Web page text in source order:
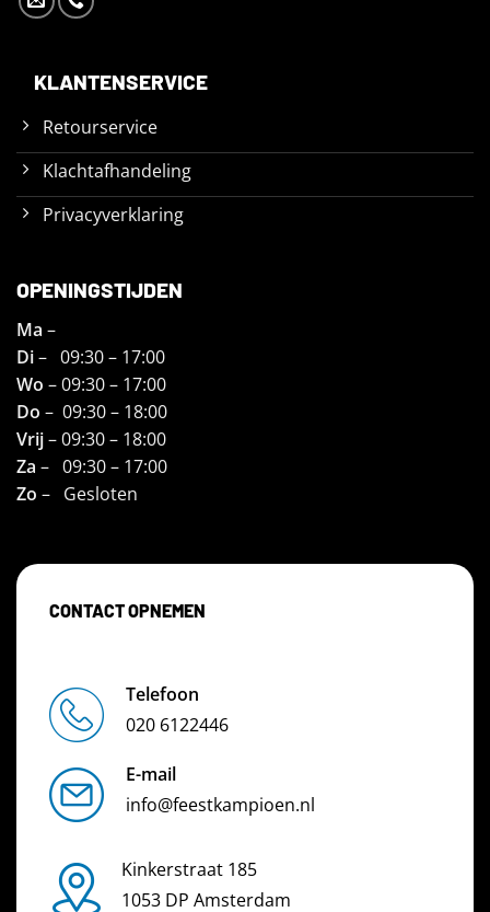
KLANTENSERVICE
Retourservice
Klachtafhandeling
Privacyverklaring
OPENINGSTIJDEN
Ma –
Di– 09:30 – 17:00
Wo – 09:30 – 17:00
Do – 09:30 – 18:00
Vrij– 09:30 – 18:00
Za – 09:30 – 17:00
Zo – Gesloten
CONTACT OPNEMEN
Telefoon
020 6122446
E-mail
info@feestkampioen.nl
Kinkerstraat 185
1053 DP Amsterdam